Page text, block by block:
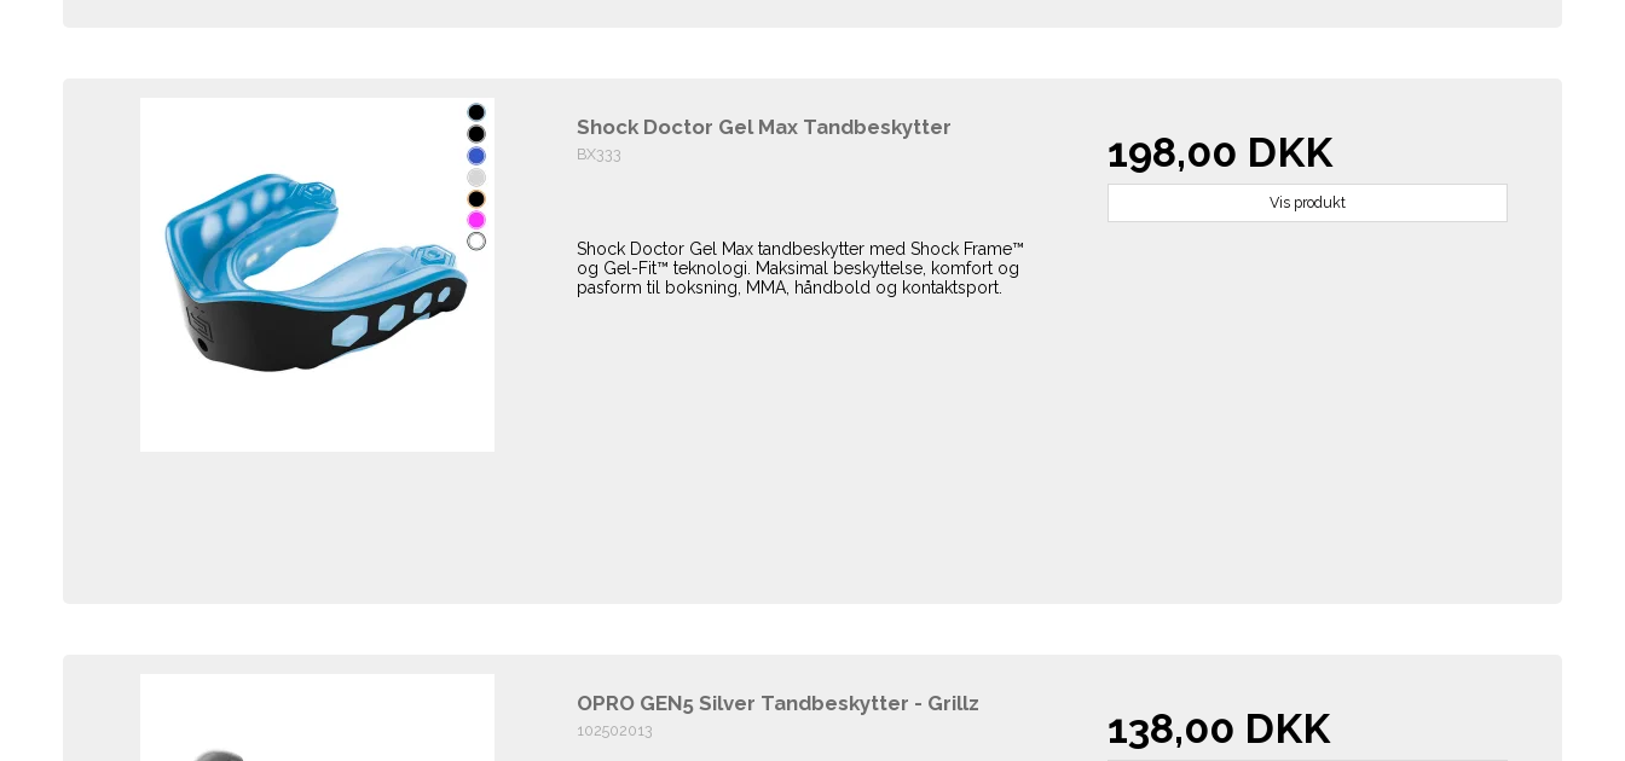
Shock Doctor Gel Max Tandbeskytter
BX333
Shock Doctor Gel Max tandbeskytter med Shock Frame™
og Gel-Fit™ teknologi. Maksimal beskyttelse, komfort og
pasform til boksning, MMA, håndbold og kontaktsport.
198,00 DKK
Vis produkt
OPRO GEN5 Silver Tandbeskytter - Grillz
102502013 138,00 DKK